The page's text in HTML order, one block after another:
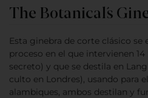
The Botanical´s
Esta ginebra de corte clásico se
proceso en el que intervienen
secreto) y que se destila en
culto en Londres), usando para
alambiques, ambos destilan y